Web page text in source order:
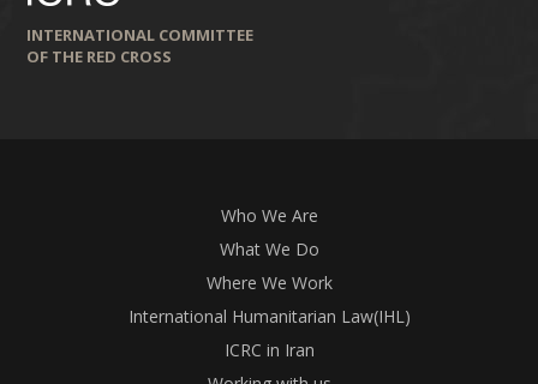
INTERNATIONAL COMMITTEE
OF THE RED CROSS
Who We Are
What We Do
Where We Work
International Humanitarian Law(IHL)
ICRC in Iran